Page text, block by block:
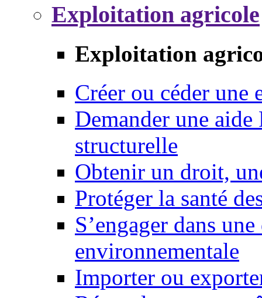
Exploitation agricole
Exploitation
Créer ou céder une
Demander une
structurelle
Obtenir un droit,
Protéger la santé
S’engager dans
environnementale
Importer ou